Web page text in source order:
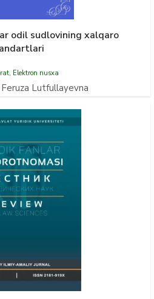
odil sudlovining xalqaro
, Elektron nusxa
Lutfullayevna